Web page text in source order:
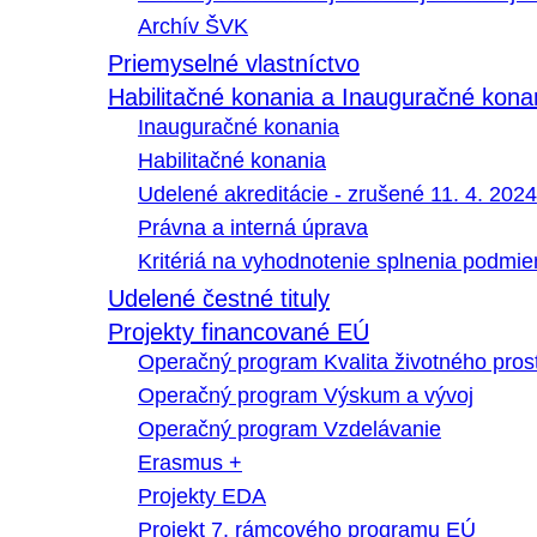
Archív ŠVK
Priemyselné vlastníctvo
Habilitačné konania a Inauguračné
Inauguračné konania
Habilitačné konania
Udelené akreditácie - zrušené 11. 4. 2024
Právna a interná úprava
Kritériá na vyhodnotenie splnenia
Udelené čestné tituly
Projekty financované EÚ
Operačný program Kvalita životného
Operačný program Výskum a vývoj
Operačný program Vzdelávanie
Erasmus +
Projekty EDA
Projekt 7. rámcového programu EÚ